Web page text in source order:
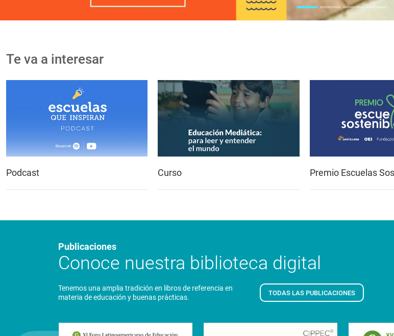
Te va a interesar
Podcast Curso Premio Escuelas
Publicaciones
Conoce nuestra biblioteca digital
Tenemos una amplia tradición en libros de referencia en
materia de educación y buenas prácticas.
TODAS LAS PUBLICACIONES